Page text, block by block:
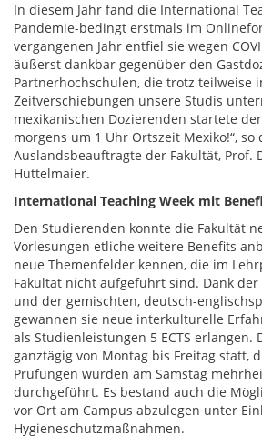
In diesem Jahr fand die International
Pandemie-bedingt erstmals im
vergangenen Jahr entfiel sie wegen
äußerst dankbar gegenüber den
Partnerhochschulen, die trotz teilweise
Zeitverschiebungen unsere Studis
mexikanischen Dozierenden startete
morgens um 1 Uhr Ortszeit Mexiko!“, so
Auslandsbeauftragte der Fakultät, Prof.
Huttelmaier.
International Teaching Week mit
Den Studierenden konnte die Fakultät
Vorlesungen etliche weitere Benefits
neue Themenfelder kennen, die im
Fakultät nicht aufgeführt sind. Dank der
und der gemischten, deutsch-
gewannen sie neue interkulturelle
als Studienleistungen 5 ECTS erlangen.
ganztägig von Montag bis Freitag statt,
Prüfungen wurden am Samstag
durchgeführt. Es bestand auch die
vor Ort am Campus abzulegen unter
Hygieneschutzmaßnahmen.